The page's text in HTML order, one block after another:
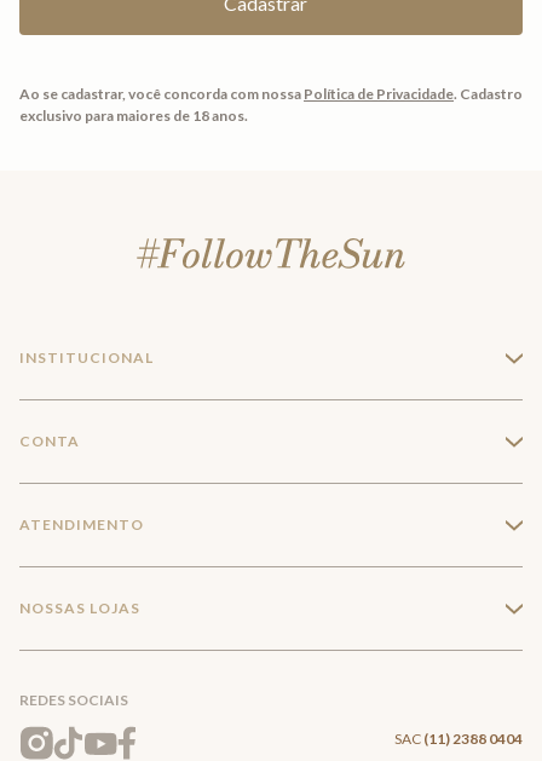
Ao se cadastrar, você concorda com nossa Política de Privacidade. Cadastro
exclusivo para maiores de 18 anos.
INSTITUCIONAL +
Trabalhe conosco
Mapa do Site
CONTA +
Meus pedidos
Wishlist
ATENDIMENTO +
Entrega e Frete
NOSSAS LOJAS +
REDES SOCIAIS
SAC (11) 2388 0404